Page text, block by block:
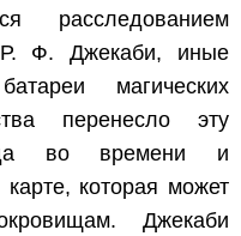
расследованием
Р. Ф. Джекаби, иные
магических
перенесло эту
во времени и
карте, которая может
Джекаби